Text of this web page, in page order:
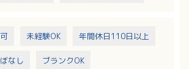
未経験OK 年間休日110日以上
なし ブランクOK